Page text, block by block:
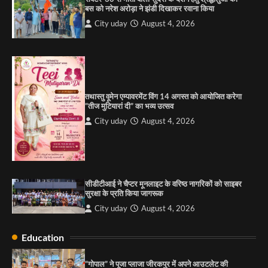
4
1
2
पारस हेल्थ पंचकूला ने ‘तिरंगा यात्रा 2025’ का हरियाणा से
कश्मीर तक किया आगाज़, राष्ट्रीय एकता को मिलेगा नया
आयाम
City uday August 13, 2025
3
City uday August 6, 2025
बस को नरेश अरोड़ा ने झंडी दिखाकर रवाना किया
City uday August 4, 2026
तथास्तु वूमेन एम्पावरमेंट विंग 14 अगस्त को आयोजित करेगा
“तीज मुटियारां दी” का भव्य उत्सव
City uday August 4, 2026
सीडीटीआई ने चैप्टर मूनलाइट के वरिष्ठ नागरिकों को साइबर
सुरक्षा के प्रति किया जागरूक
City uday August 4, 2026
Education
“गोपाल” ने पूजा प्लाजा जीरकपुर में अपने आउटलेट की